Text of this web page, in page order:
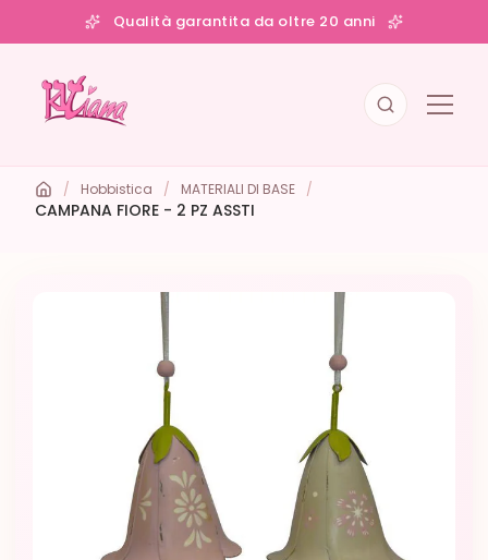
Qualità garantita da oltre 20 anni
/ Hobbistica / MATERIALI DI BASE /
CAMPANA FIORE - 2 PZ ASSTI